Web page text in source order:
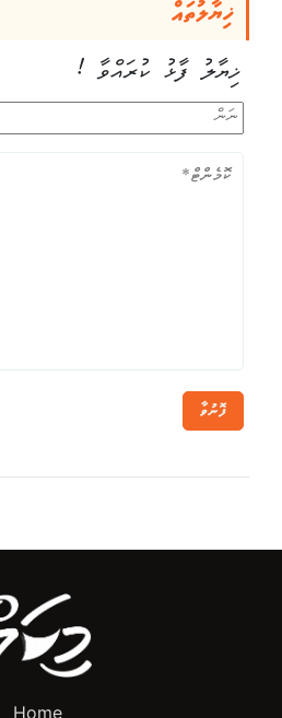
ޚިޔާލުތައް
ޚިޔާލު ފާޅު ކުރައްވާ !
ފޮނުވާ
Home